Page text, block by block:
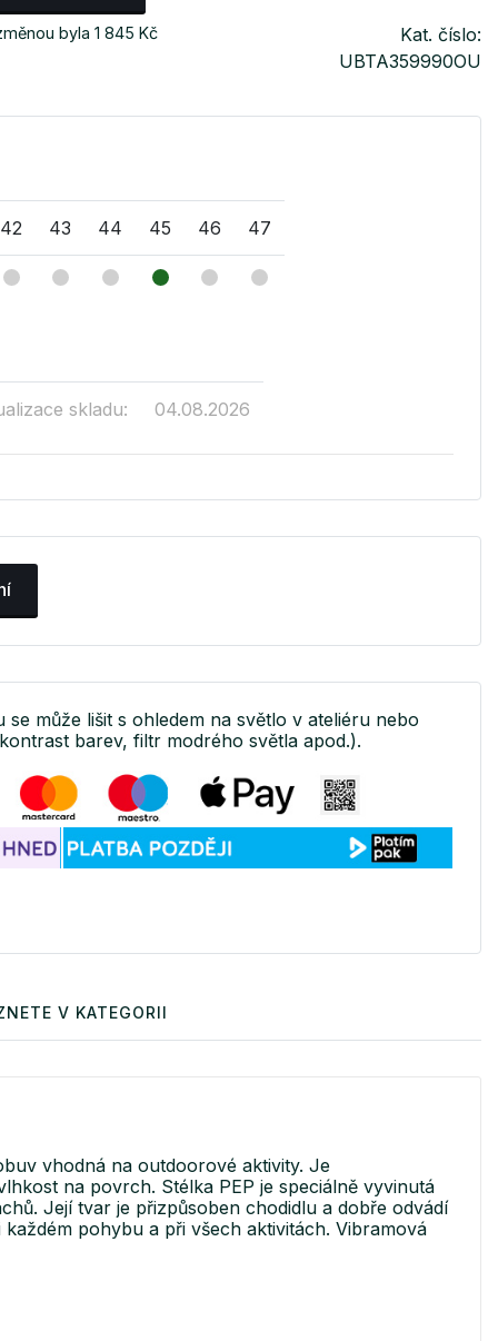
byla 1 845 Kč
Kat. číslo:
UBTA359990OU
42 43 44 45 46 47
skladu: 04.08.2026
může lišit s ohledem na světlo v ateliéru nebo
barev, filtr modrého světla apod.).
V KATEGORII
vhodná na outdoorové aktivity. Je
na povrch. Stélka PEP je speciálně vyvinutá
Její tvar je přizpůsoben chodidlu a dobře odvádí
pohybu a při všech aktivitách. Vibramová